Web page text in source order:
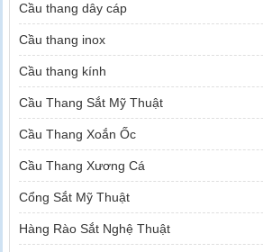
Cầu thang dây cáp
Cầu thang inox
Cầu thang kính
Cầu Thang Sắt Mỹ Thuật
Cầu Thang Xoắn Ốc
Cầu Thang Xương Cá
Cổng Sắt Mỹ Thuật
Hàng Rào Sắt Nghệ Thuật